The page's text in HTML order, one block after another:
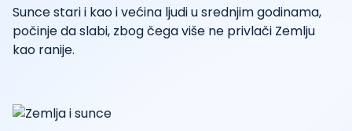
Sunce stari i kao i većina ljudi u srednjim godinama,
počinje da slabi, zbog čega više ne privlači Zemlju
kao ranije.